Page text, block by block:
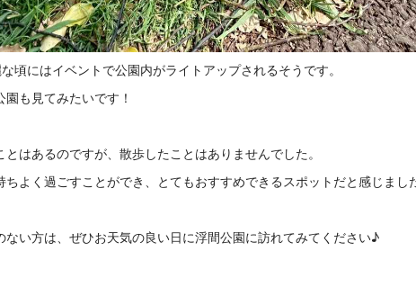
頃にはイベントで公園内がライトアップされるそうです。
も見てみたいです！
はあるのですが、散歩したことはありませんでした。
ちよく過ごすことができ、とてもおすすめできるスポットだと感じまし
ない方は、ぜひお天気の良い日に浮間公園に訪れてみてください♪